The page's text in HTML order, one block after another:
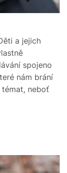
a jejich
spojeno
nám brání
neboť